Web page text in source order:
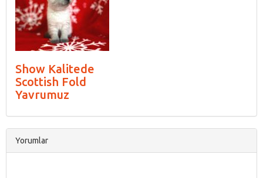
Show Kalitede
Scottish Fold
Yavrumuz
Yorumlar